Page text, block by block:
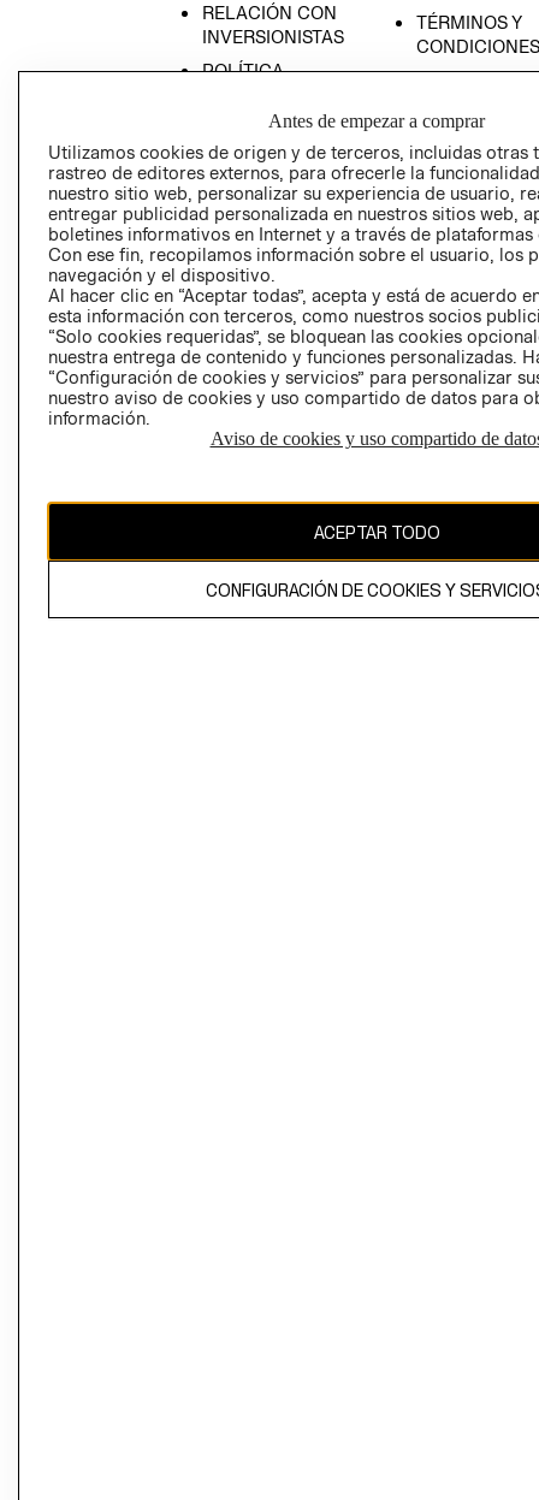
RELACIÓN CON
INVERSIONISTAS
POLÍTICA
TÉRMINOS Y
CONDICIONES
AVISO DE
PRIVACIDAD
GIFT CARD
AVISO DE
CAMBIAR REGIÓN
El contenido de esta página web está protegido por copyright y es
Antes de empezar a comprar
Utilizamos cookies de origen y de terceros, incluidas otras
rastreo de editores externos, para ofrecerle la
nuestro sitio web, personalizar su experiencia de usuario,
entregar publicidad personalizada en nuestros sitios web,
boletines informativos en Internet y a través de plataformas
Con ese fin, recopilamos información sobre el usuario, los
navegación y el dispositivo.
Al hacer clic en “Aceptar todas”, acepta y está de acuerdo
esta información con terceros, como nuestros socios
“Solo cookies requeridas”, se bloquean las cookies
nuestra entrega de contenido y funciones personalizadas.
“Configuración de cookies y servicios” para personalizar
nuestro aviso de cookies y uso compartido de datos para
información.
Aviso de cookies y uso compartido de
ACEPTAR TODO
CONFIGURACIÓN DE COOKIES Y